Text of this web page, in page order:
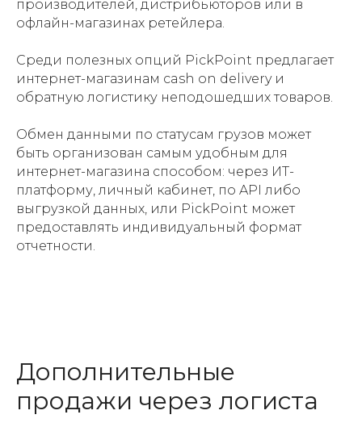
производителей, дистрибьюторов или в
офлайн-магазинах ретейлера.
Среди полезных опций PickPoint предлагает
интернет-магазинам cash on delivery и
обратную логистику неподошедших товаров.
Обмен данными по статусам грузов может
быть организован самым удобным для
интернет-магазина способом: через ИТ-
платформу, личный кабинет, по API либо
выгрузкой данных, или PickPoint может
предоставлять индивидуальный формат
отчетности.
Дополнительные
продажи через логиста